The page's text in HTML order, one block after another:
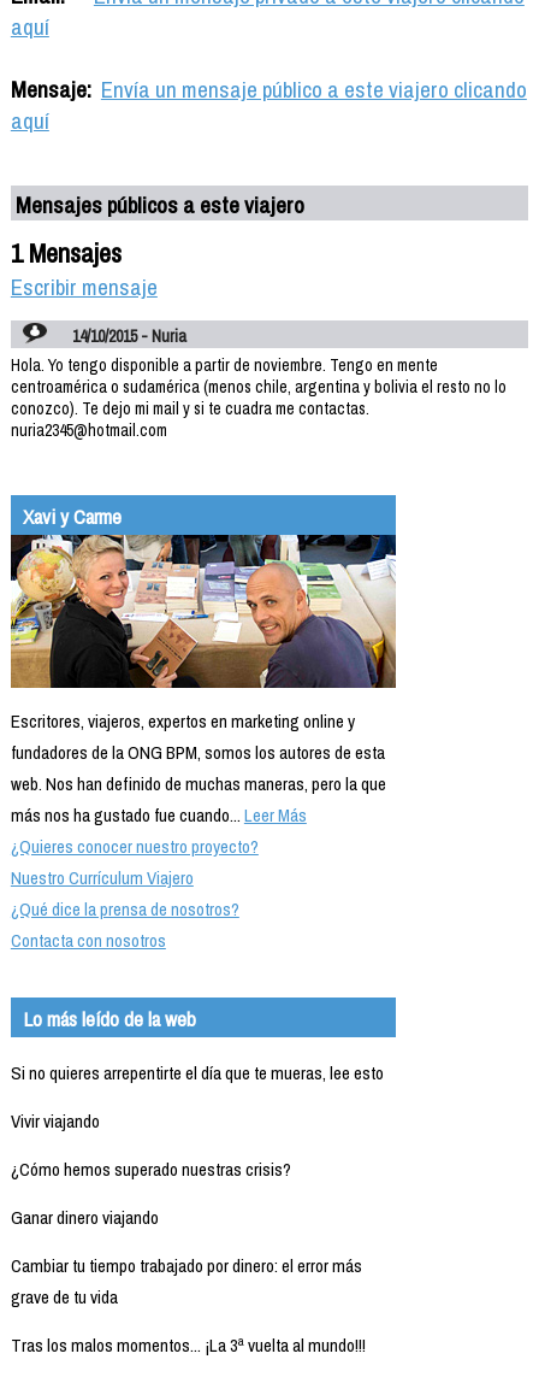
aquí
Mensaje: Envía un mensaje público a este viajero clicando
aquí
Mensajes públicos a este viajero
1 Mensajes
Escribir mensaje
14/10/2015 - Nuria
Hola. Yo tengo disponible a partir de noviembre. Tengo en mente
centroamérica o sudamérica (menos chile, argentina y bolivia el resto no lo
conozco). Te dejo mi mail y si te cuadra me contactas.
nuria2345@hotmail.com
Xavi y Carme
Escritores, viajeros, expertos en marketing online y
fundadores de la ONG BPM, somos los autores de esta
web. Nos han definido de muchas maneras, pero la que
más nos ha gustado fue cuando...Leer Más
¿Quieres conocer nuestro proyecto?
Nuestro Currículum Viajero
¿Qué dice la prensa de nosotros?
Contacta con nosotros
Lo más leído de la web
Si no quieres arrepentirte el día que te mueras, lee esto
Vivir viajando
¿Cómo hemos superado nuestras crisis?
Ganar dinero viajando
Cambiar tu tiempo trabajado por dinero: el error más
grave de tu vida
Tras los malos momentos... ¡La 3ª vuelta al mundo!!!